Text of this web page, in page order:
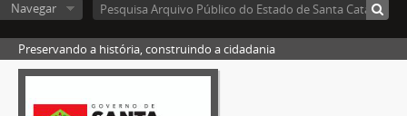
Navegar
Preservando a história, construindo a cidadania